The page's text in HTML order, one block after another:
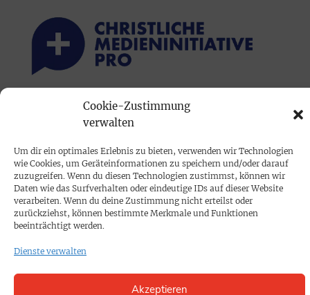
Cookie-Zustimmung
verwalten
Um dir ein optimales Erlebnis zu bieten, verwenden wir Technologien
wie Cookies, um Geräteinformationen zu speichern und/oder darauf
zuzugreifen. Wenn du diesen Technologien zustimmst, können wir
Daten wie das Surfverhalten oder eindeutige IDs auf dieser Website
verarbeiten. Wenn du deine Zustimmung nicht erteilst oder
zurückziehst, können bestimmte Merkmale und Funktionen
beeinträchtigt werden.
Dienste verwalten
Akzeptieren
PRINTAUSGABE
PROKOMPAKT
Impressum
SPENDEN
Datenschutz